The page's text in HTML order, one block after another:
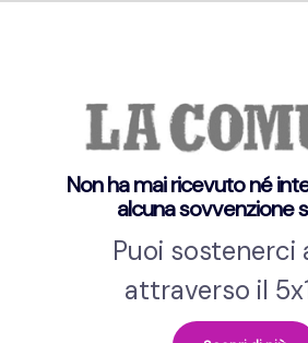
Non ha mai ricevuto né
alcuna sovvenzione
Puoi sostenerci
attraverso il